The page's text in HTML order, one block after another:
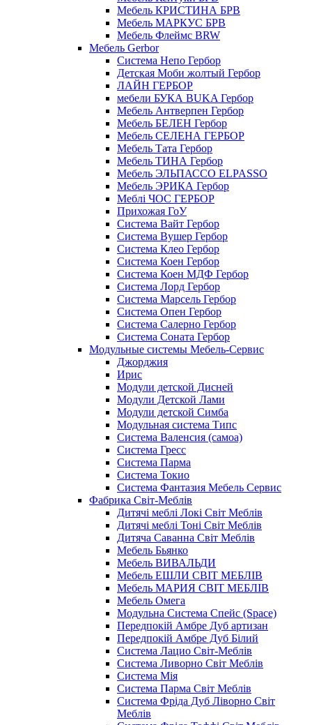
Мебель КРИСТИНА БРВ
Мебель МАРКУС БРВ
Мебель Флеймс BRW
Мебель Gerbor
Cистема Непо Гербор
Детская Моби жолтый Гербор
ЛАЙН ГЕРБОР
мебели БУКА BUKA Гербор
Мебель Антверпен Гербор
Мебель БЕЛЕН Гербор
Мебель СЕЛЕНА ГЕРБОР
Мебель Тата Гербор
Мебель ТИНА Гербор
Мебель ЭЛЬПАССО ELPASSO
Мебель ЭРИКА Гербор
Меблі ЧОС ГЕРБОР
Прихожая ГоУ
Система Вайт Гербор
Система Вушер Гербор
Система Клео Гербор
Система Коен Гербор
Система Коен МДФ Гербор
Система Лорд Гербор
Система Марсель Гербор
Система Опен Гербор
Система Салерно Гербор
Система Соната Гербор
Модульные системы Мебель-Сервис
Джорджия
Ирис
Модули детской Дисней
Модули Детской Лами
Модули детской Симба
Модульная система Типс
Система Валенсия (самоа)
Система Гресс
Система Парма
Система Токио
Система Фантазия Мебель Сервис
Фабрика Світ-Меблів
Дитячі меблі Локі Світ Меблів
Дитячі меблі Тоні Світ Меблів
Дитяча Саванна Світ Меблів
Мебель Бьянко
Мебель ВИВАЛЬДИ
Мебель ЕШЛИ СВІТ МЕБЛІВ
Мебель МАРИЯ СВІТ МЕБЛІВ
Мебель Омега
Модульна Cистема Спейс (Space)
Передпокій Амбре Дуб артизан
Передпокій Амбре Дуб Білий
Система Лацио Світ-Меблів
Система Ливорно Світ Меблів
Система Мія
Система Парма Свiт Меблiв
Система Фріда Дуб Ліворно Світ
Меблів